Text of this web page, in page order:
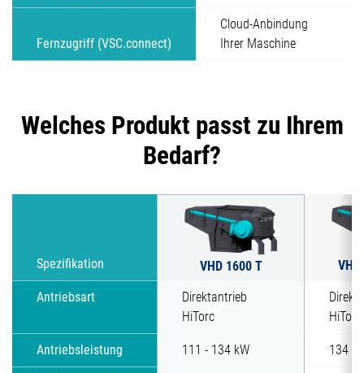
Fernzugriff (VSC.connect)
Cloud-Anbindung
Ihrer Maschine
Welches Produkt passt zu Ihrem
Bedarf?
Spezifikation VHD 1600 T
Antriebsart
Direktantrieb
HiTorc
HiTorc
Antriebsleistung 111 - 134 kW 134 /